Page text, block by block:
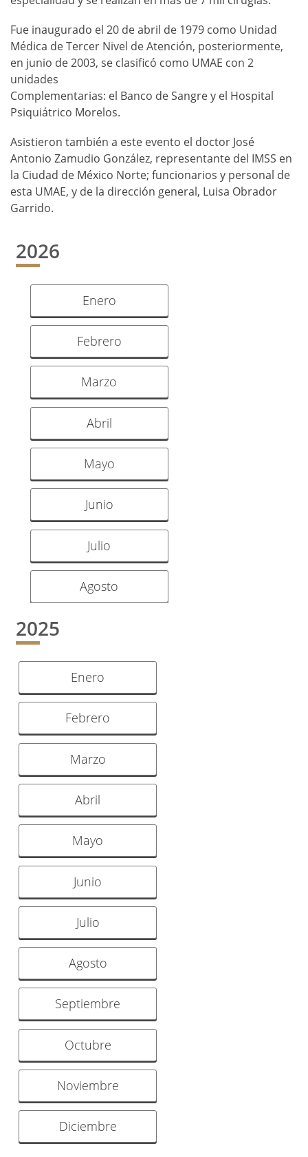
Fue inaugurado el 20 de abril de 1979 como Unidad
Médica de Tercer Nivel de Atención, posteriormente,
en junio de 2003, se clasificó como UMAE con 2
unidades
Complementarias: el Banco de Sangre y el Hospital
Psiquiátrico Morelos.
Asistieron también a este evento el doctor José
Antonio Zamudio González, representante del IMSS en
la Ciudad de México Norte; funcionarios y personal de
esta UMAE, y de la dirección general, Luisa Obrador
Garrido.
2026
Enero
Febrero
Marzo
Abril
Mayo
Junio
Julio
Agosto
2025
Enero
Febrero
Marzo
Abril
Mayo
Junio
Julio
Agosto
Septiembre
Octubre
Noviembre
Diciembre